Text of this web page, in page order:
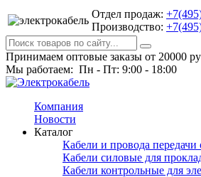
Отдел продаж:
Производство:
Принимаем оптовые заказы от 20000
Мы работаем: Пн - Пт: 9:00 - 18:00
Компания
Новости
Каталог
Кабели и провода передачи
Кабели силовые для
Кабели контрольные для